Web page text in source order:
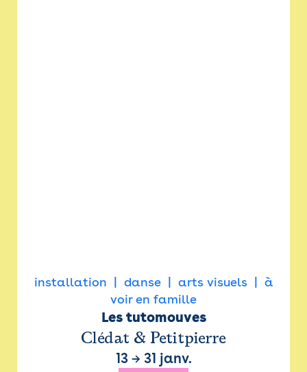
installation danse arts visuels
à
voir en famille
Les tutomouves
Clédat & Petitpierre
13→ 31 janv.